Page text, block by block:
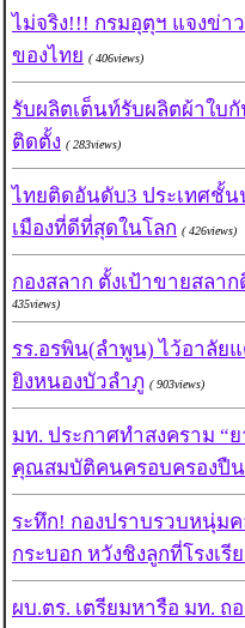
ไม่จริง!!! กรมอุตุฯ แจงข่า
ของไทย ( 406views)
รับผลิตเต็นท์รับผลิตผ้าใบ
ติดตั้ง ( 283views)
ไทยติดอันดับ3 ประเทศชั้น
เมืองที่ดีที่สุดในโลก ( 426views)
กองสลาก ตั้งเป้าขายสลา
435views)
รร.อรพิน(ลำพูน) ไว้อาลัย
ยิงหนองบัวลำภู ( 903views)
มท. ประกาศทำสงคราม “
คุณสมบัติคนครอบครองปืน
ระทึก! กองปราบรวบหนุ่มค
กระบอก หวังชิงลูกที่โรงเรี
ผบ.ตร. เตรียมหารือ มท. ถ